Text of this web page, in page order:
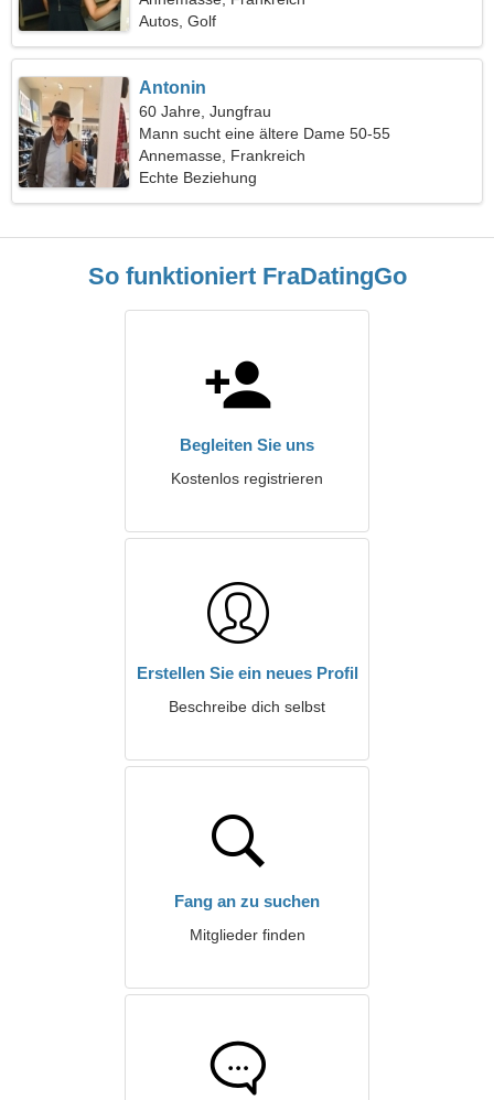
Autos, Golf
Antonin
60 Jahre, Jungfrau
Mann sucht eine ältere Dame 50-55
Annemasse, Frankreich
Echte Beziehung
So funktioniert FraDatingGo
Begleiten Sie uns
Kostenlos registrieren
Erstellen Sie ein neues Profil
Beschreibe dich selbst
Fang an zu suchen
Mitglieder finden